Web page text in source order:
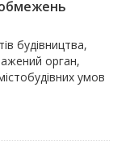
будівництва,
орган,
умов